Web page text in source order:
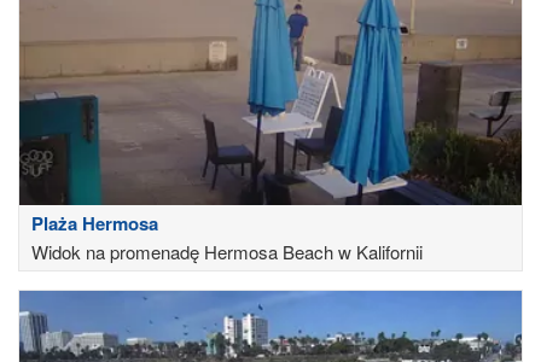
Plaża Hermosa
Widok na promenadę Hermosa Beach w Kalifornii